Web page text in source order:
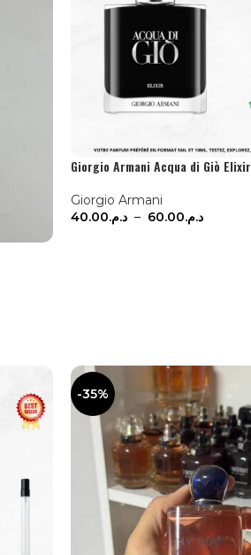
Giorgio Armani Acqua di Giò Elixir
Giorgio Armani
د.م.40.00 – د.م.60.00
-35%